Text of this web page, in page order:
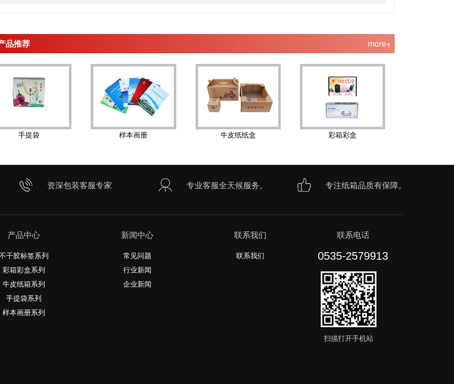
品推荐 more+
手提袋 样本画册 牛皮纸纸盒 彩箱彩盒
资深包装客服专家 专业客服全天候服务。 专注纸箱品质有保障。
产品中心
干胶标签系列
彩箱彩盒系列
牛皮纸箱系列
手提袋系列
样本画册系列
新闻中心
常见问题
行业新闻
企业新闻
联系我们
联系我们
联系电话
0535-2579913
扫描打开手机站